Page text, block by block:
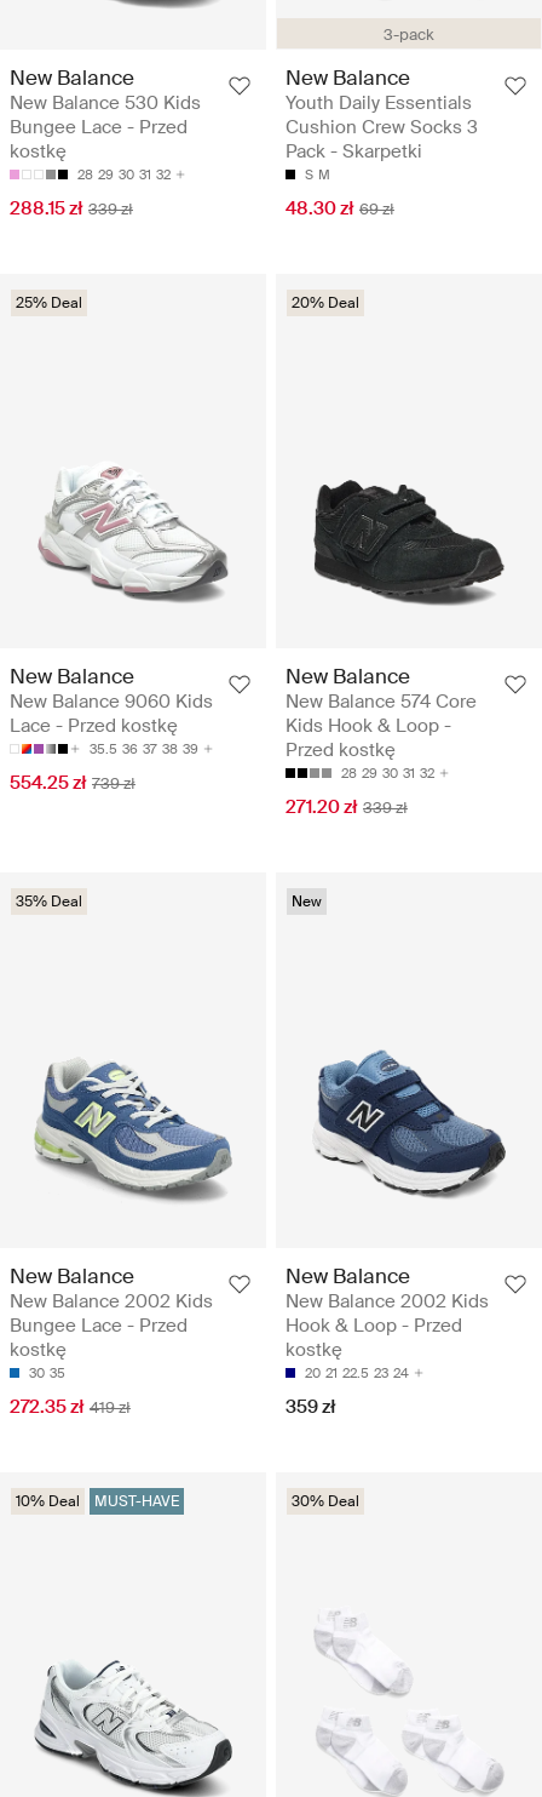
New Balance
New Balance 530 Kids
Bungee Lace - Przed
kostkę
28 29 30 31 32
288.15 zł 339 zł
3-pack
New Balance
Youth Daily Essentials
Cushion Crew Socks 3
Pack - Skarpetki
S M
48.30 zł 69 zł
25% Deal
New Balance
New Balance 9060 Kids
Lace - Przed kostkę
35.5 36 37 38 39
554.25 zł 739 zł
20% Deal
New Balance
New Balance 574 Core
Kids Hook & Loop -
Przed kostkę
28 29 30 31 32
271.20 zł 339 zł
35% Deal
New Balance
New Balance 2002 Kids
Bungee Lace - Przed
kostkę
30 35
272.35 zł 419 zł
New
New Balance
New Balance 2002 Kids
Hook & Loop - Przed
kostkę
20 21 22.5 23 24
359 zł
10% Deal MUST-HAVE 30% Deal